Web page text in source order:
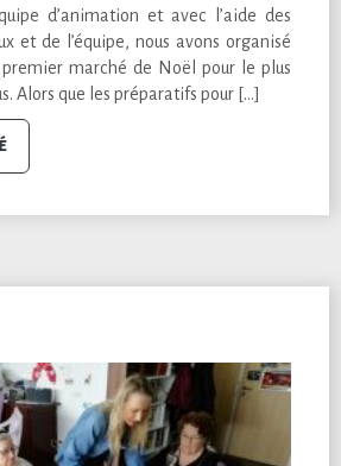
d’animation et avec l’aide des
et de l’équipe, nous avons organisé
marché de Noël pour le plus
Alors que les préparatifs pour […]